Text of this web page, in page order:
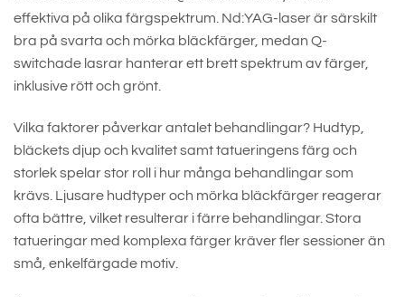
effektiva på olika färgspektrum. Nd:YAG-laser är särskilt
bra på svarta och mörka bläckfärger, medan Q-
switchade lasrar hanterar ett brett spektrum av färger,
inklusive rött och grönt.
Vilka faktorer påverkar antalet behandlingar? Hudtyp,
bläckets djup och kvalitet samt tatueringens färg och
storlek spelar stor roll i hur många behandlingar som
krävs. Ljusare hudtyper och mörka bläckfärger reagerar
ofta bättre, vilket resulterar i färre behandlingar. Stora
tatueringar med komplexa färger kräver fler sessioner än
små, enkelfärgade motiv.